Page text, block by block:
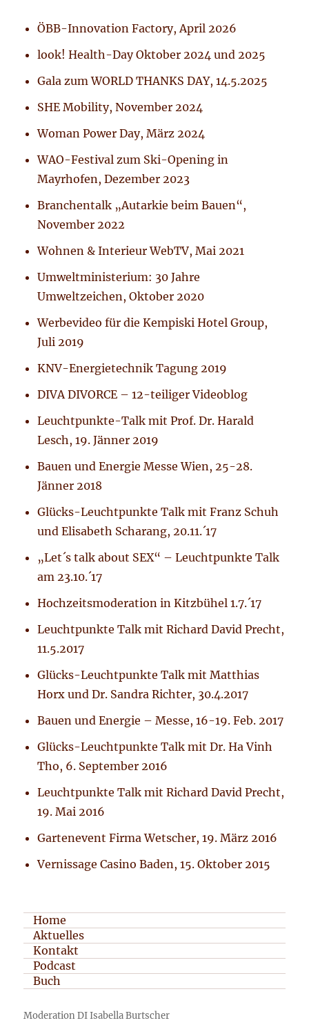
ÖBB-Innovation Factory, April 2026
look! Health-Day Oktober 2024 und 2025
Gala zum WORLD THANKS DAY, 14.5.2025
SHE Mobility, November 2024
Woman Power Day, März 2024
WAO-Festival zum Ski-Opening in
Mayrhofen, Dezember 2023
Branchentalk „Autarkie beim Bauen“,
November 2022
Wohnen & Interieur WebTV, Mai 2021
Umweltministerium: 30 Jahre
Umweltzeichen, Oktober 2020
Werbevideo für die Kempiski Hotel Group,
Juli 2019
KNV-Energietechnik Tagung 2019
DIVA DIVORCE – 12-teiliger Videoblog
Leuchtpunkte-Talk mit Prof. Dr. Harald
Lesch, 19. Jänner 2019
Bauen und Energie Messe Wien, 25-28.
Jänner 2018
Glücks-Leuchtpunkte Talk mit Franz Schuh
und Elisabeth Scharang, 20.11.´17
„Let´s talk about SEX“ – Leuchtpunkte Talk
am 23.10.´17
Hochzeitsmoderation in Kitzbühel 1.7.´17
Leuchtpunkte Talk mit Richard David Precht,
11.5.2017
Glücks-Leuchtpunkte Talk mit Matthias
Horx und Dr. Sandra Richter, 30.4.2017
Bauen und Energie – Messe, 16-19. Feb. 2017
Glücks-Leuchtpunkte Talk mit Dr. Ha Vinh
Tho, 6. September 2016
Leuchtpunkte Talk mit Richard David Precht,
19. Mai 2016
Gartenevent Firma Wetscher, 19. März 2016
Vernissage Casino Baden, 15. Oktober 2015
Home
Aktuelles
Kontakt
Podcast
Buch
Moderation DI Isabella Burtscher